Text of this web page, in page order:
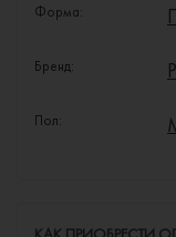
Форма:
Бренд:
Пол: